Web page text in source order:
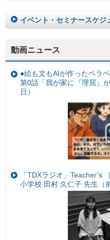
イベント・セミナースケジ
動画ニュース
●絵も文もAIが作ったペラ
第0話「我が家に『理屈』
日）
「TDXラジオ」Teacher’s
小学校 田村 久仁子 先生（